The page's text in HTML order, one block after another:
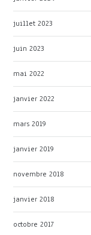
juillet 2023
juin 2023
mai 2022
janvier 2022
mars 2019
janvier 2019
novembre 2018
janvier 2018
octobre 2017